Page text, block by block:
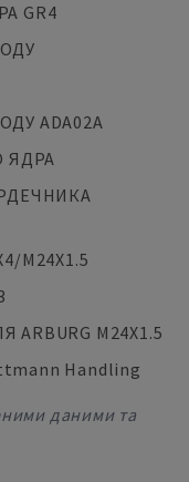
GR4
ADA02A
ЯДРА
M24X1.5
M24X1.5
Handling
даними та